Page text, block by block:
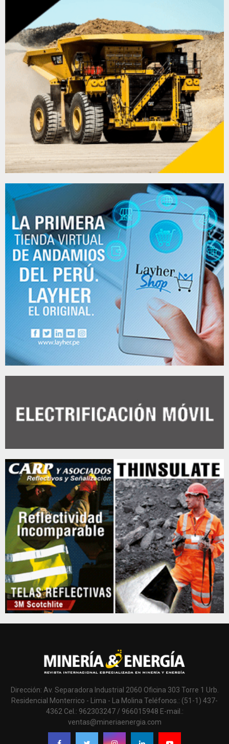
Dirección: Av. Separadora Industrial 2060 Oficina 303 Torre 1 Urb.
Residencial Monterrico - Lima - La Molina Teléfonos.: (51-1) 437-
4362 Cel.: 962303247 / 966015948 E-mail.:
ventas@mineriaenergia.com